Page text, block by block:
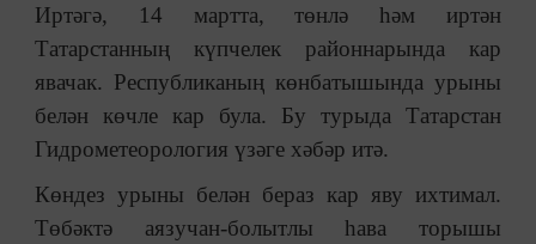
Иртәгә, 14 мартта, төнлә һәм иртән
Татарстанның күпчелек районнарында кар
явачак. Республиканың көнбатышында урыны
белән көчле кар була. Бу турыда Татарстан
Гидрометеорология үзәге хәбәр итә.
Көндез урыны белән бераз кар яву ихтимал.
Төбәктә аязучан-болытлы һава торышы